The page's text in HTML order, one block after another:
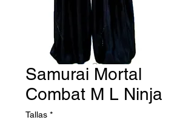
Samurai Mortal
Combat M L Ninja
Tallas *